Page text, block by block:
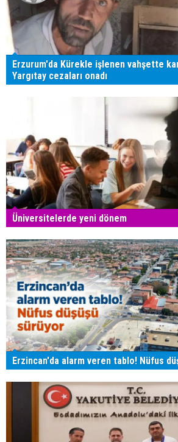
Erzurum'da Kürekle işlenen vahşette
Yargıtay cezaları onadı
Üniversitelerde yeni dönem
Erzincan'da alarm veren tablo! Nüfus